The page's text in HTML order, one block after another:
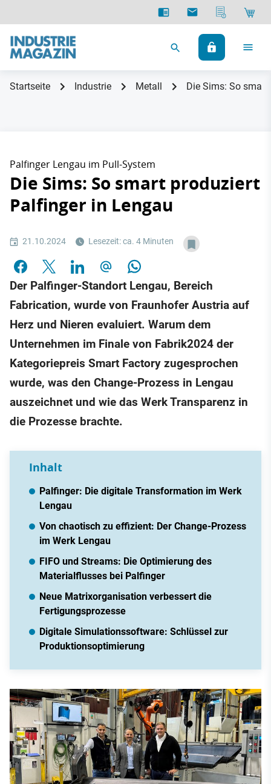
Startseite Industrie Metall Die Sims: So
Palfinger Lengau im Pull-System
Die Sims: So smart produziert
Palfinger in Lengau
21.10.2024 Lesezeit: ca. 4 Minuten
Der Palfinger-Standort Lengau, Bereich
Fabrication, wurde von Fraunhofer Austria auf
Herz und Nieren evaluiert. Warum dem
Unternehmen im Finale von Fabrik2024 der
Kategoriepreis Smart Factory zugesprochen
wurde, was den Change-Prozess in Lengau
auszeichnet und wie das Werk Transparenz in
die Prozesse brachte.
Inhalt
Palfinger: Die digitale Transformation im Werk
Lengau
Von chaotisch zu effizient: Der Change-Prozess
im Werk Lengau
FIFO und Streams: Die Optimierung des
Materialflusses bei Palfinger
Neue Matrixorganisation verbessert die
Fertigungsprozesse
Digitale Simulationssoftware: Schlüssel zur
Produktionsoptimierung